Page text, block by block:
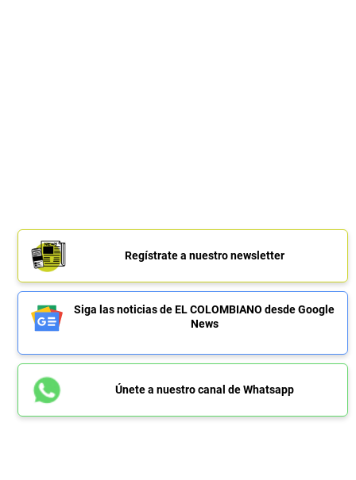
Regístrate a nuestro newsletter
Siga las noticias de EL COLOMBIANO desde Google
News
Únete a nuestro canal de Whatsapp